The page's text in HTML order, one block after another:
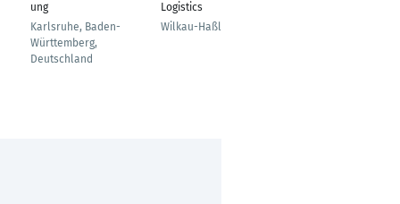
ung
Karlsruhe, Baden-
Württemberg,
Deutschland
Logistics
Wilkau-Haßlau